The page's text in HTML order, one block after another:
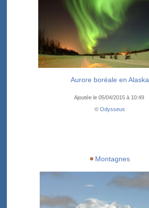
Aurore boréale en Alaska
Ajoutée le 05/04/2015 à 10:49
© Odysseus
Montagnes